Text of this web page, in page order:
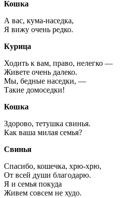
Кошка
А вас, кума-наседка,
Я вижу очень редко.
Курица
Ходить к вам, право, нелегко —
Живете очень далеко.
Мы, бедные наседки, —
Такие домоседки!
Кошка
Здорово, тетушка свинья.
Как ваша милая семья?
Свинья
Спасибо, кошечка, хрю-хрю,
От всей души благодарю.
Я и семья покуда
Живем совсем не худо.